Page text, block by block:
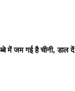
में जम गई है चीनी, डाल दें